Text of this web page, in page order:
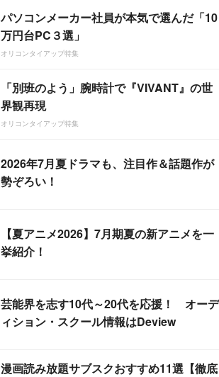
パソコンメーカー社員が本気で選んだ「10
万円台PC３選」
オリコンタイアップ特集
「別班のよう」腕時計で『VIVANT』の世
界観再現
オリコンタイアップ特集
2026年7月夏ドラマも、注目作＆話題作が
勢ぞろい！
【夏アニメ2026】7月期夏の新アニメを一
挙紹介！
芸能界を志す10代～20代を応援！ オーデ
ィション・スクール情報はDeview
漫画読み放題サブスクおすすめ11選【徹底